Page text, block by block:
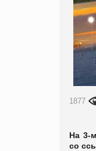
1877
На 3-
со